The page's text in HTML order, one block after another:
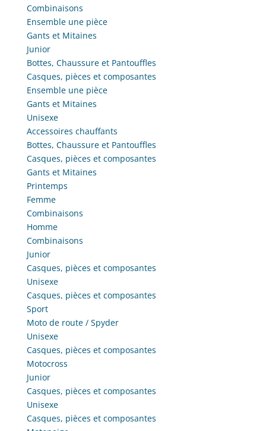
Combinaisons
Ensemble une pièce
Gants et Mitaines
Junior
Bottes, Chaussure et Pantouffles
Casques, pièces et composantes
Ensemble une pièce
Gants et Mitaines
Unisexe
Accessoires chauffants
Bottes, Chaussure et Pantouffles
Casques, pièces et composantes
Gants et Mitaines
Printemps
Femme
Combinaisons
Homme
Combinaisons
Junior
Casques, pièces et composantes
Unisexe
Casques, pièces et composantes
Sport
Moto de route / Spyder
Unisexe
Casques, pièces et composantes
Motocross
Junior
Casques, pièces et composantes
Unisexe
Casques, pièces et composantes